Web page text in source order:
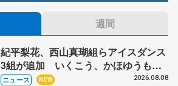
週間
紀平梨花、西山真瑚組らアイスダンス
3組が追加 いくこう、かほゆうも、
木下グループ杯
ニュース NEW 2026.08.08